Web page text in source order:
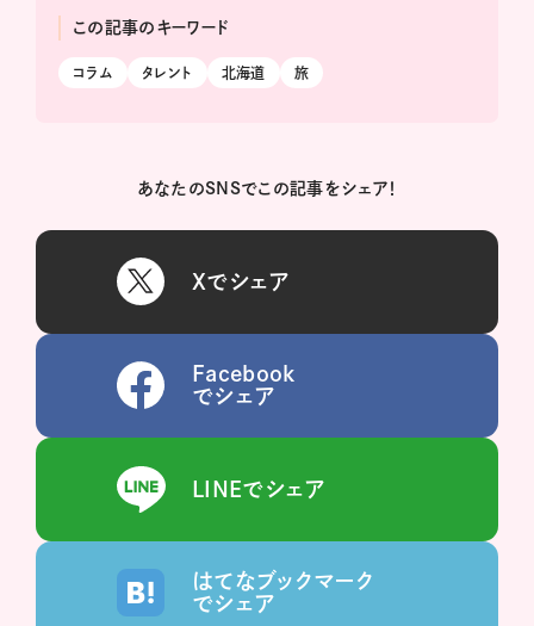
この記事のキーワード
コラム タレント 北海道 旅
あなたのSNSでこの記事をシェア！
Xでシェア
Facebook
でシェア
LINEでシェア
はてなブックマーク
でシェア